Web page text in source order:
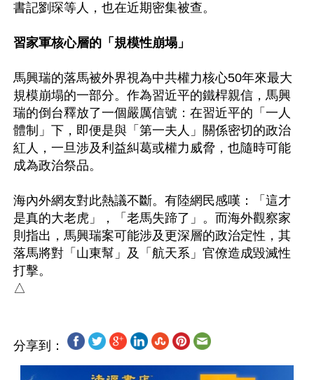
書記劉琛等人，也在近期密集被查。
習家軍核心層的「規模性崩塌」
馬興瑞的落馬被外界視為中共權力核心50年來最大
規模崩塌的一部分。作為習近平的鐵桿親信，馬興
瑞的倒台釋放了一個嚴厲信號：在習近平的「一人
體制」下，即便是與「第一夫人」關係密切的政治
紅人，一旦涉及利益糾葛或權力威脅，也隨時可能
成為政治祭品。
海內外網友對此熱議不斷。有陸網民感嘆：「這才
是真的大老虎」，「老馬失蹄了」。而海外觀察家
則指出，馬興瑞案可能涉及更深層的政治定性，其
落馬將對「山東幫」及「航天系」官僚造成毀滅性
打擊。
分享到：